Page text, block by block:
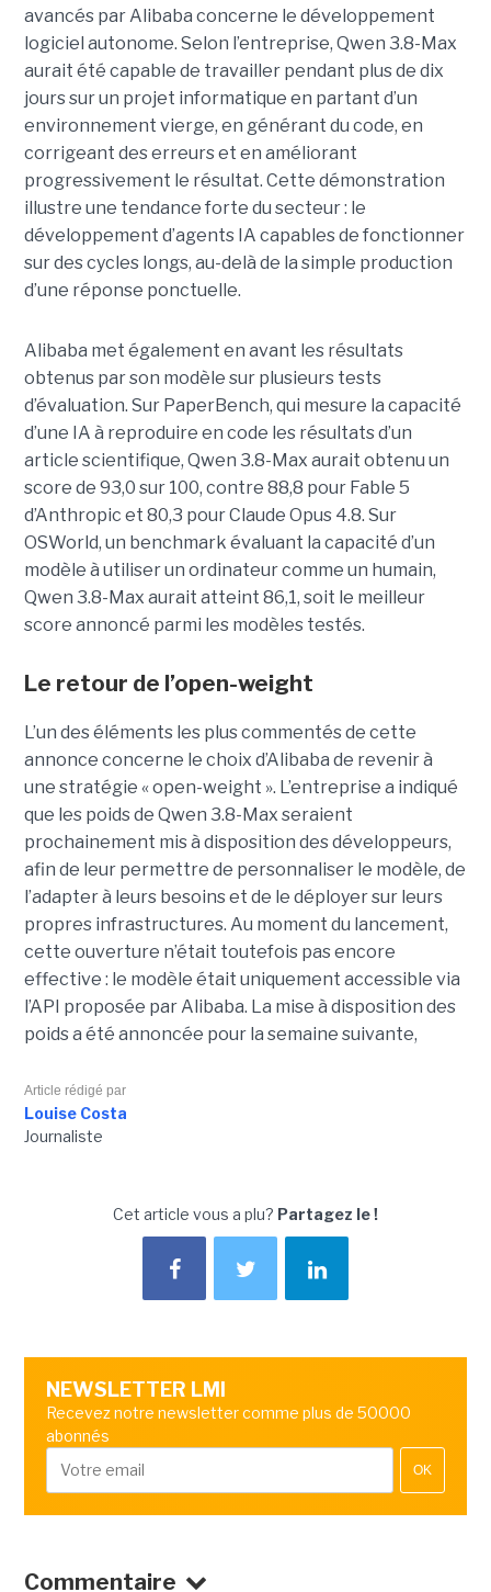
avancés par Alibaba concerne le développement
logiciel autonome. Selon l’entreprise, Qwen 3.8-Max
aurait été capable de travailler pendant plus de dix
jours sur un projet informatique en partant d’un
environnement vierge, en générant du code, en
corrigeant des erreurs et en améliorant
progressivement le résultat. Cette démonstration
illustre une tendance forte du secteur : le
développement d’agents IA capables de fonctionner
sur des cycles longs, au-delà de la simple production
d’une réponse ponctuelle.
Alibaba met également en avant les résultats
obtenus par son modèle sur plusieurs tests
d’évaluation. Sur PaperBench, qui mesure la capacité
d’une IA à reproduire en code les résultats d’un
article scientifique, Qwen 3.8-Max aurait obtenu un
score de 93,0 sur 100, contre 88,8 pour Fable 5
d’Anthropic et 80,3 pour Claude Opus 4.8. Sur
OSWorld, un benchmark évaluant la capacité d’un
modèle à utiliser un ordinateur comme un humain,
Qwen 3.8-Max aurait atteint 86,1, soit le meilleur
score annoncé parmi les modèles testés.
Le retour de l’open-weight
L’un des éléments les plus commentés de cette
annonce concerne le choix d’Alibaba de revenir à
une stratégie « open-weight ». L’entreprise a indiqué
que les poids de Qwen 3.8-Max seraient
prochainement mis à disposition des développeurs,
afin de leur permettre de personnaliser le modèle, de
l’adapter à leurs besoins et de le déployer sur leurs
propres infrastructures. Au moment du lancement,
cette ouverture n’était toutefois pas encore
effective : le modèle était uniquement accessible via
l’API proposée par Alibaba. La mise à disposition des
poids a été annoncée pour la semaine suivante,
Article rédigé par
Louise Costa
Journaliste
Cet article vous a plu? Partagez le !
NEWSLETTER LMI
Recevez notre newsletter comme plus de 50000
abonnés
OK
Commentaire